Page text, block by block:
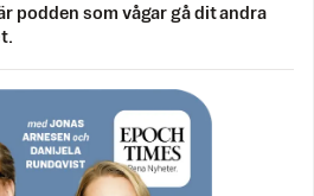
podden som vågar gå dit andra